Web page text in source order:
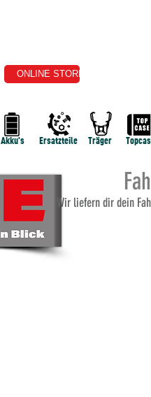
ONLINE STORE
Akku's Ersatzteile Träger
Wir liefern dir dein